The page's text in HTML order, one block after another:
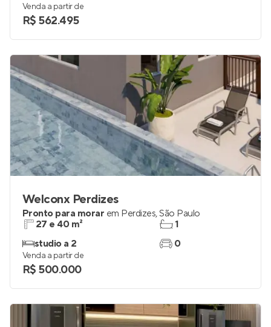
Venda a partir de
R$ 562.495
Welconx Perdizes
Pronto para morar em Perdizes,São Paulo
27 e 40 m²
studio a 2
1
0
Venda a partir de
R$ 500.000